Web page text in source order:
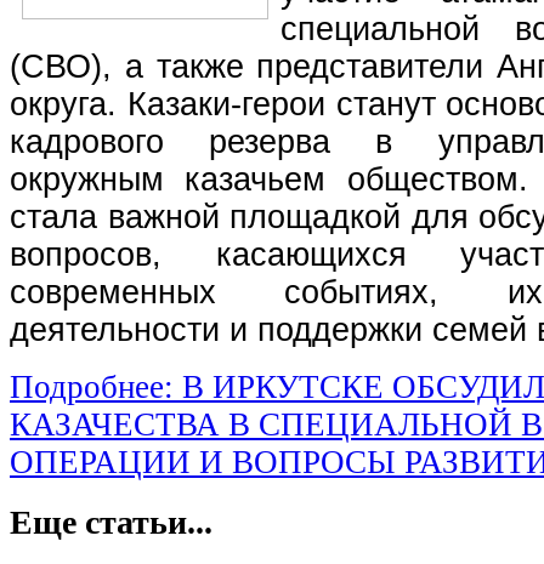
специальной
(СВО), а также представители
округа. Казаки-герои станут
кадрового резерва в
окружным казачьем
стала важной площадкой для
вопросов, касающихся
современных событиях,
деятельности и поддержки
Подробнее: В ИРКУТСКЕ
КАЗАЧЕСТВА В СПЕЦИАЛЬНОЙ
ОПЕРАЦИИ И ВОПРОСЫ
Еще статьи...